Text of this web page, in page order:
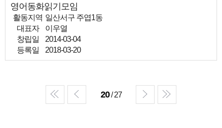
영어동화읽기모임
활동지역 일산서구 주엽1동
대표자
이우열
창립일
2014-03-04
등록일
2018-03-20
20/ 27